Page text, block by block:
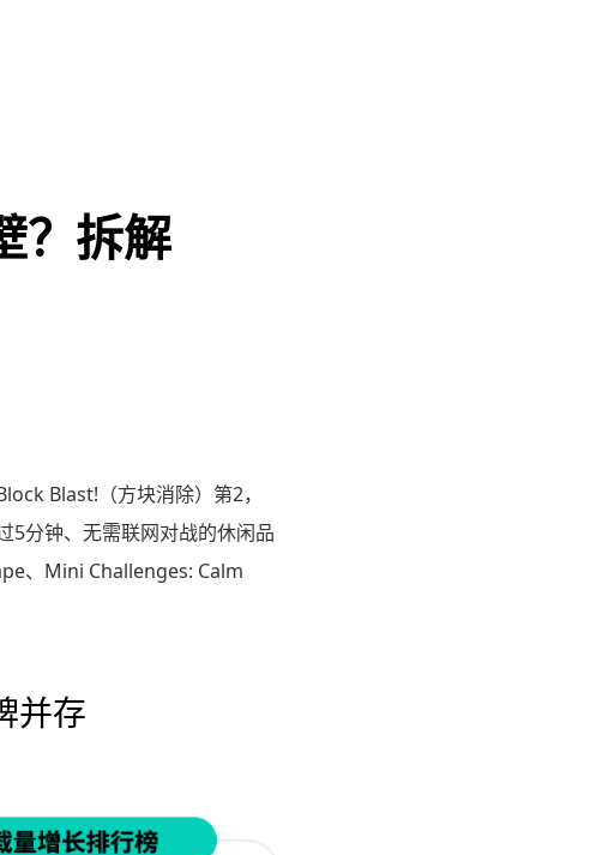
？拆解
Blast!（方块消除）第2，
分钟、无需联网对战的休闲品
、Mini Challenges: Calm
并存